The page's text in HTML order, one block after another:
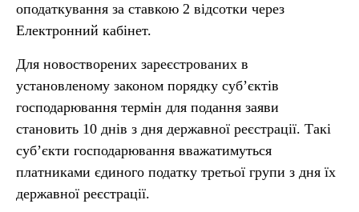
оподаткування за ставкою 2 відсотки через
Електронний кабінет.
Для новостворених зареєстрованих в
установленому законом порядку суб’єктів
господарювання термін для подання заяви
становить 10 днів з дня державної реєстрації. Такі
суб’єкти господарювання вважатимуться
платниками єдиного податку третьої групи з дня їх
державної реєстрації.